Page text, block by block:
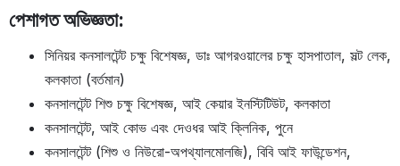
পেশাগত অভিজ্ঞতা:
সিনিয়র কনসালটেন্ট চক্ষু বিশেষজ্ঞ, ডাঃ আগরওয়ালের চক্ষু হাসপাতাল, সল্ট লেক,
কলকাতা (বর্তমান)
কনসালটেন্ট শিশু চক্ষু বিশেষজ্ঞ, আই কেয়ার ইনস্টিটিউট, কলকাতা
কনসালটেন্ট, আই কোভ এবং দেওধর আই ক্লিনিক, পুনে
কনসালটেন্ট (শিশু ও নিউরো-অপথ্যালমোলজি), বিবি আই ফাউন্ডেশন,